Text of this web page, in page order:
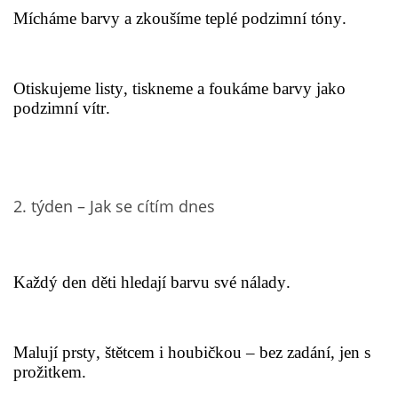
VELIKONOCE
KREATIVNÍ OVOCNÉ A ZELENINOVÉ MLSÁNÍ
MIKULÁŠSKÁ NADÍLKA
Mícháme barvy a zkoušíme teplé podzimní tóny.
Otiskujeme listy, tiskneme a foukáme barvy jako
podzimní vítr.
2. týden – Jak se cítím dnes
Každý den děti hledají barvu své nálady.
Malují prsty, štětcem i houbičkou – bez zadání, jen s
prožitkem.